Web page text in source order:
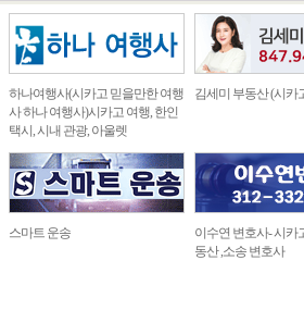
하나여행사(시카고 믿을만한 여행
사 하나 여행사)시카고 여행, 한인
택시, 시내 관광, 아울렛
김세미 부동산 (시카
스마트 운송
이수연 변호사- 시카
동산 ,소송 변호사